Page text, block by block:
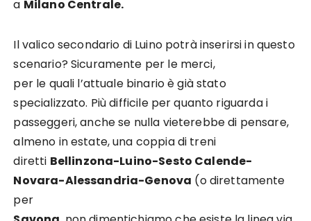
a Milano Centrale.
Il valico secondario di Luino potrà inserirsi in questo
scenario? Sicuramente per le merci,
per le quali l’attuale binario è già stato
specializzato. Più difficile per quanto riguarda i
passeggeri, anche se nulla vieterebbe di pensare,
almeno in estate, una coppia di treni
diretti Bellinzona-Luino-Sesto Calende-
Novara-Alessandria-Genova (o direttamente
per